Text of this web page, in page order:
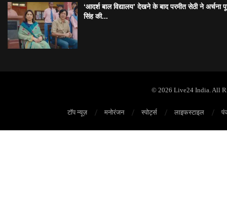
‘आदर्श बाल विद्यालय’ देखने के बाद परमीत सेठी ने अर्चना
सिंह की...
© 2026 Live24 India. All
टॉप न्यूज़ मनोरंजन स्पोर्ट्स लाइफस्टाइल